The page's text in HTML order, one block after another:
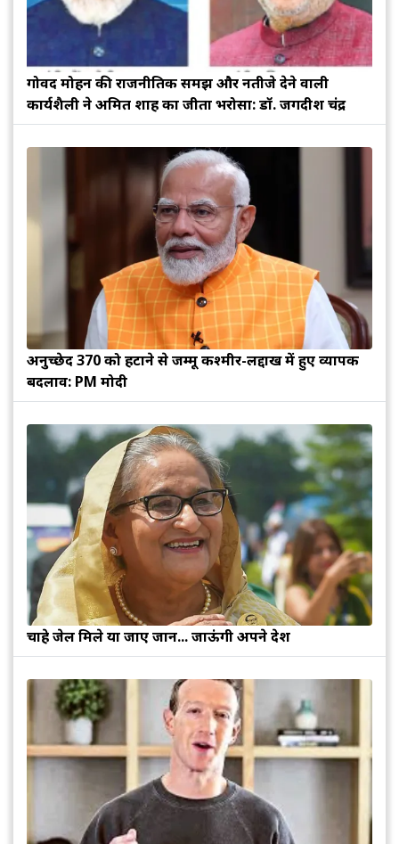
गोविंद मोहन की राजनीतिक समझ और नतीजे देने वाली
कार्यशैली ने अमित शाह का जीता भरोसा: डॉ. जगदीश चंद्र
अनुच्छेद 370 को हटाने से जम्मू कश्मीर-लद्दाख में हुए व्यापक
बदलाव: PM मोदी
चाहे जेल मिले या जाए जान... जाऊंगी अपने देश